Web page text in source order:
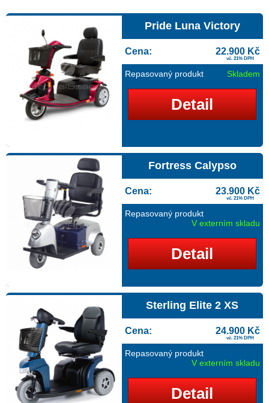
Pride Luna Victory
Cena: 22.900 Kč
vč. 21% DPH
Repasovaný produkt Skladem
Detail
Fortress Calypso
Cena: 23.900 Kč
vč. 21% DPH
Repasovaný produkt
V externím skladu
Detail
Sterling Elite 2 XS
Cena: 24.900 Kč
vč. 21% DPH
Repasovaný produkt
V externím skladu
Detail